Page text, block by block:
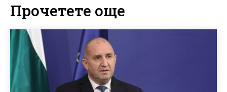
Прочетете още